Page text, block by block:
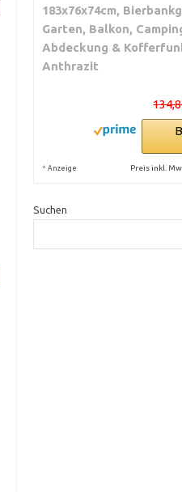
183x76x74cm,
Garten, Balkon,
Abdeckung &
Anthrazit
* Anzeige Preis inkl.
Suchen